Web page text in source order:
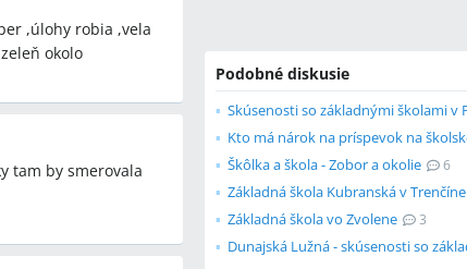
,úlohy robia ,vela
okolo
tam by smerovala
Podobné diskusie
Škôlka a škola - Zobor a okolie 6
Základná škola Kubranská v Trenčíne
Základná škola vo Zvolene 3